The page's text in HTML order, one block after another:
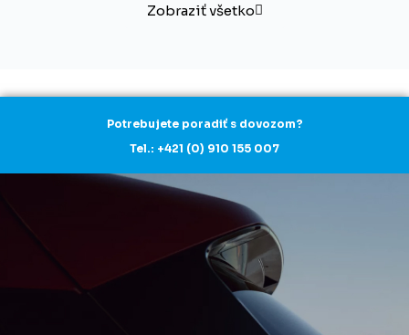
Zobraziť všetko
Potrebujete poradiť s dovozom?
Tel.: +421 (0) 910 155 007